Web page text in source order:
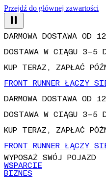
Przejdź do głównej zawartości
DARMOWA DOSTAWA OD
DOSTAWA W CIĄGU 3–5
KUP TERAZ, ZAPŁAĆ
FRONT RUNNER ŁĄCZY
DARMOWA DOSTAWA OD
DOSTAWA W CIĄGU 3–5
KUP TERAZ, ZAPŁAĆ
FRONT RUNNER ŁĄCZY
WYPOSAŻ SWÓJ POJAZD
WSPARCIE
BIZNES